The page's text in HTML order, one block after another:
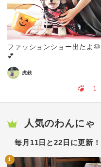
ファッションショー出たよ🐶
💕
虎鉄
1
人気のわんにゃ
毎月11日と22日に更新！
1